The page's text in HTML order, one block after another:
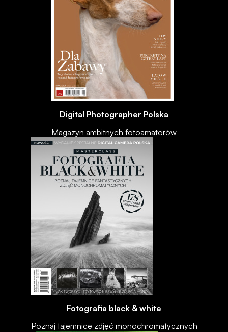
Digital Photographer Polska
Magazyn ambitnych fotoamatorów
Fotografia black & white
Poznaj tajemnice zdjęć monochromatycznych